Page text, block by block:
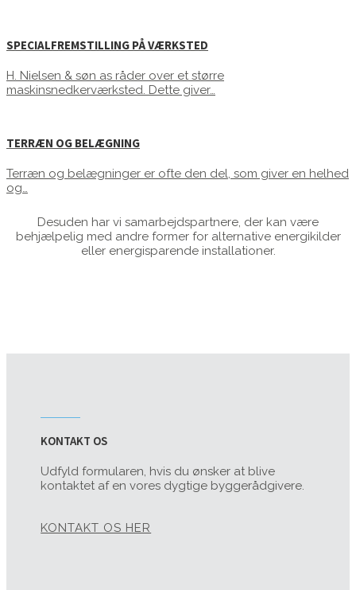
SPECIALFREMSTILLING PÅ VÆRKSTED
H. Nielsen & søn as råder over et større
maskinsnedkerværksted. Dette giver…
TERRÆN OG BELÆGNING
Terræn og belægninger er ofte den del, som giver en helhed
og…
Desuden har vi samarbejdspartnere, der kan være
behjælpelig med andre former for alternative energikilder
eller energisparende installationer.
KONTAKT OS
Udfyld formularen, hvis du ønsker at blive
kontaktet af en vores dygtige byggerådgivere.
KONTAKT OS HER